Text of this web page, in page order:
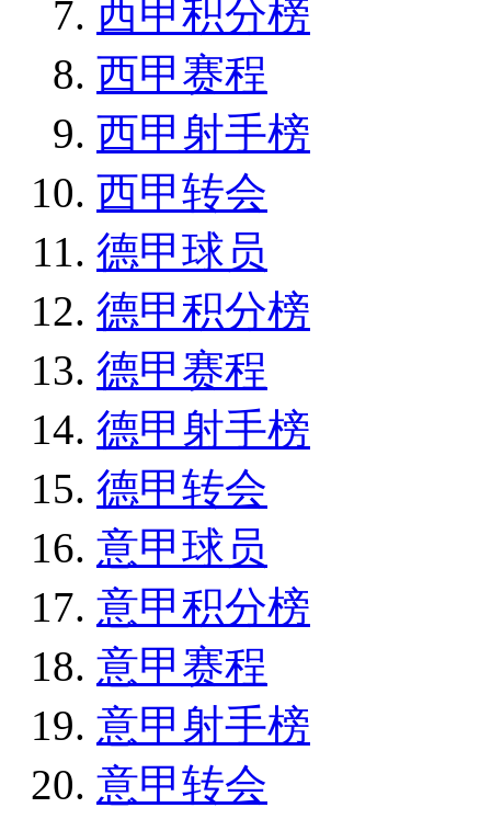
西甲积分榜
西甲赛程
西甲射手榜
西甲转会
德甲球员
德甲积分榜
德甲赛程
德甲射手榜
德甲转会
意甲球员
意甲积分榜
意甲赛程
意甲射手榜
意甲转会